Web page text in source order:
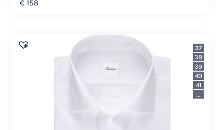
€ 158
37
38
39
40
41
...